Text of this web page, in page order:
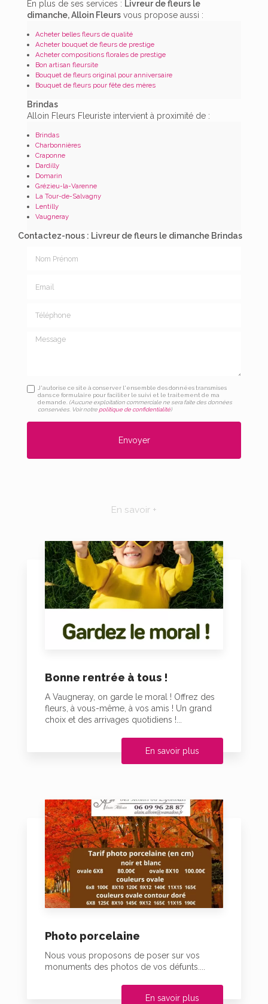
En plus de ses services : Livreur de fleurs le
dimanche, Alloin Fleurs vous propose aussi :
Acheter belles fleurs de qualité
Acheter bouquet de fleurs de prestige
Acheter compositions florales de prestige
Bon artisan fleursite
Bouquet de fleurs original pour anniversaire
Bouquet de fleurs pour fête des mères
Brindas
Alloin Fleurs Fleuriste intervient à proximité de :
Brindas
Charbonnières
Craponne
Dardilly
Domarin
Grézieu-la-Varenne
La Tour-de-Salvagny
Lentilly
Vaugneray
Contactez-nous : Livreur de fleurs le dimanche Brindas
Message
J'autorise ce site à conserver l'ensemble des données transmises
dans ce formulaire pour faciliter le suivi et le traitement de ma
demande. (Aucune exploitation commerciale ne sera faite des données
conservées. Voir notre politique de confidentialité)
En savoir +
Bonne rentrée à tous !
A Vaugneray, on garde le moral ! Offrez des
fleurs, à vous-même, à vos amis ! Un grand
choix et des arrivages quotidiens !...
En savoir plus
Photo porcelaine
Nous vous proposons de poser sur vos
monuments des photos de vos défunts....
En savoir plus